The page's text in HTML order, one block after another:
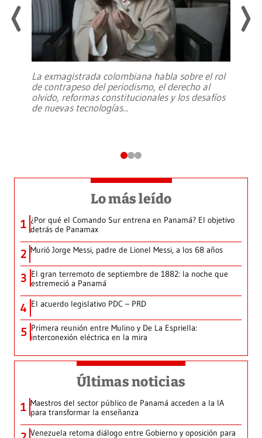
La exmagistrada colombiana habla sobre el rol
de contrapeso del periodismo, el derecho al
olvido, reformas constitucionales y los desafíos
de nuevas tecnologías...
Lo más leído
1 ¿Por qué el Comando Sur entrena en Panamá? El objetivo
detrás de Panamax
2 Murió Jorge Messi, padre de Lionel Messi, a los 68 años
3 El gran terremoto de septiembre de 1882: la noche que
estremeció a Panamá
4 El acuerdo legislativo PDC – PRD
5 Primera reunión entre Mulino y De La Espriella:
interconexión eléctrica en la mira
Últimas noticias
1 Maestros del sector público de Panamá acceden a la IA
para transformar la enseñanza
Venezuela retoma diálogo entre Gobierno y oposición para